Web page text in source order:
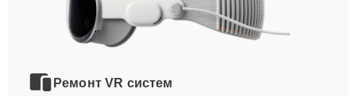
Ремонт VR систем